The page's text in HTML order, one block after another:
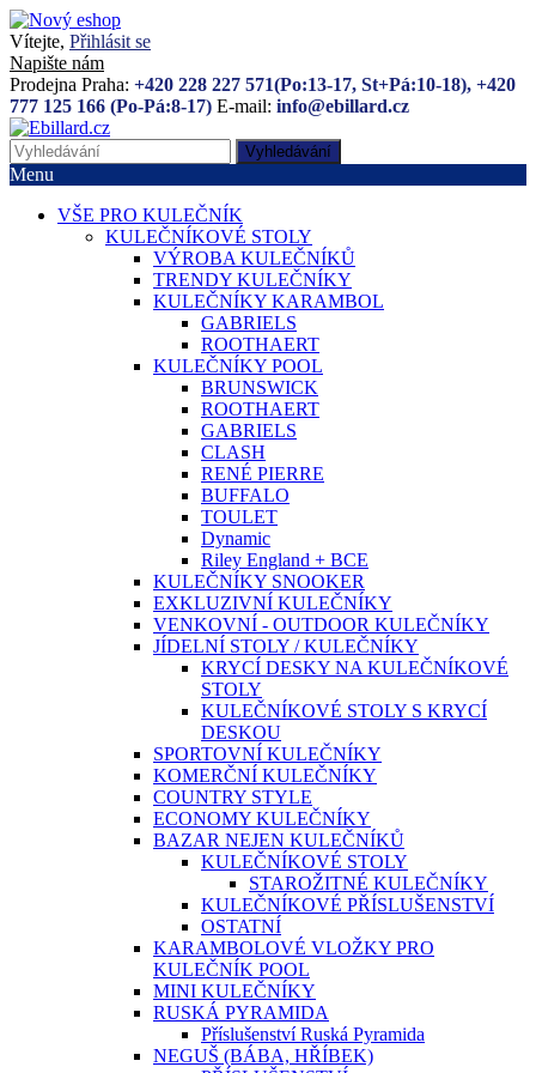
Vítejte, Přihlásit se
Napište nám
Prodejna Praha: +420 228 227 571(Po:13-17, St+Pá:10-18), +420
777 125 166 (Po-Pá:8-17) E-mail: info@ebillard.cz
Vyhledávání
Menu
VŠE PRO KULEČNÍK
KULEČNÍKOVÉ STOLY
VÝROBA KULEČNÍKŮ
TRENDY KULEČNÍKY
KULEČNÍKY KARAMBOL
GABRIELS
ROOTHAERT
KULEČNÍKY POOL
BRUNSWICK
ROOTHAERT
GABRIELS
CLASH
RENÉ PIERRE
BUFFALO
TOULET
Dynamic
Riley England + BCE
KULEČNÍKY SNOOKER
EXKLUZIVNÍ KULEČNÍKY
VENKOVNÍ - OUTDOOR KULEČNÍKY
JÍDELNÍ STOLY / KULEČNÍKY
KRYCÍ DESKY NA KULEČNÍKOVÉ
STOLY
KULEČNÍKOVÉ STOLY S KRYCÍ
DESKOU
SPORTOVNÍ KULEČNÍKY
KOMERČNÍ KULEČNÍKY
COUNTRY STYLE
ECONOMY KULEČNÍKY
BAZAR NEJEN KULEČNÍKŮ
KULEČNÍKOVÉ STOLY
STAROŽITNÉ KULEČNÍKY
KULEČNÍKOVÉ PŘÍSLUŠENSTVÍ
OSTATNÍ
KARAMBOLOVÉ VLOŽKY PRO
KULEČNÍK POOL
MINI KULEČNÍKY
RUSKÁ PYRAMIDA
Příslušenství Ruská Pyramida
NEGUŠ (BÁBA, HŘÍBEK)